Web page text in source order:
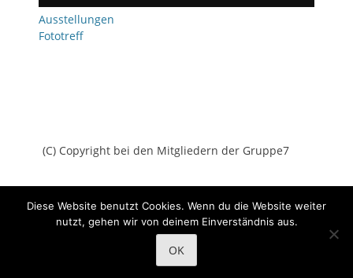
Ausstellungen
Fototreff
(C) Copyright bei den Mitgliedern der Gruppe7
Gruppe7All Rights Reserved.
Catch Adaptive von
Diese Website benutzt Cookies. Wenn du die Website weiter
nutzt, gehen wir von deinem Einverständnis aus.
OK